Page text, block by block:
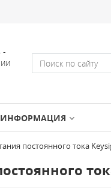
-
ИНФОРМАЦИЯ
постоянного тока